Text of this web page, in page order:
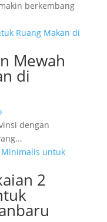
berkembang
Mewah
di
dengan
2